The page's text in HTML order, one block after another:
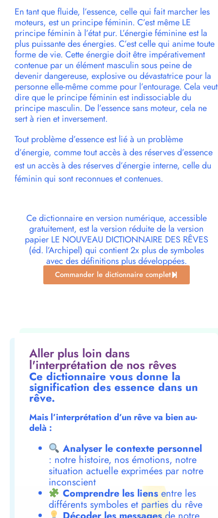
En tant que fluide, l’essence, celle qui fait marcher les
moteurs, est un principe féminin. C’est même LE
principe féminin à l’état pur. L’énergie féminine est la
plus puissante des énergies. C’est celle qui anime toute
forme de vie. Cette énergie doit être impérativement
contenue par un élément masculin sous peine de
devenir dangereuse, explosive ou dévastatrice pour la
personne elle-même comme pour l’entourage. Cela veut
dire que le principe féminin est indissociable du
principe masculin. De l’essence sans moteur, cela ne
sert à rien et inversement.
Tout problème d’essence est lié à un problème
d’énergie, comme tout accès à des réserves d’essence
est un accès à des réserves d’énergie interne, celle du
féminin qui sont reconnues et contenues.
Ce dictionnaire en version numérique, accessible
gratuitement, est la version réduite de la version
papier LE NOUVEAU DICTIONNAIRE DES RÊVES
(éd. l’Archipel) qui contient 2x plus de symboles
avec des définitions plus développées.
Commander le dictionnaire complet
Aller plus loin dans
l'interprétation de nos rêves
Ce dictionnaire vous donne la
signification des essence dans un
rêve.
Mais l’interprétation d’un rêve va bien au-
delà :
Analyser le contexte personnel
: notre histoire, nos émotions, notre
situation actuelle exprimées par notre
inconscient
Comprendre les liensentre les
différents symboles et parties du rêve